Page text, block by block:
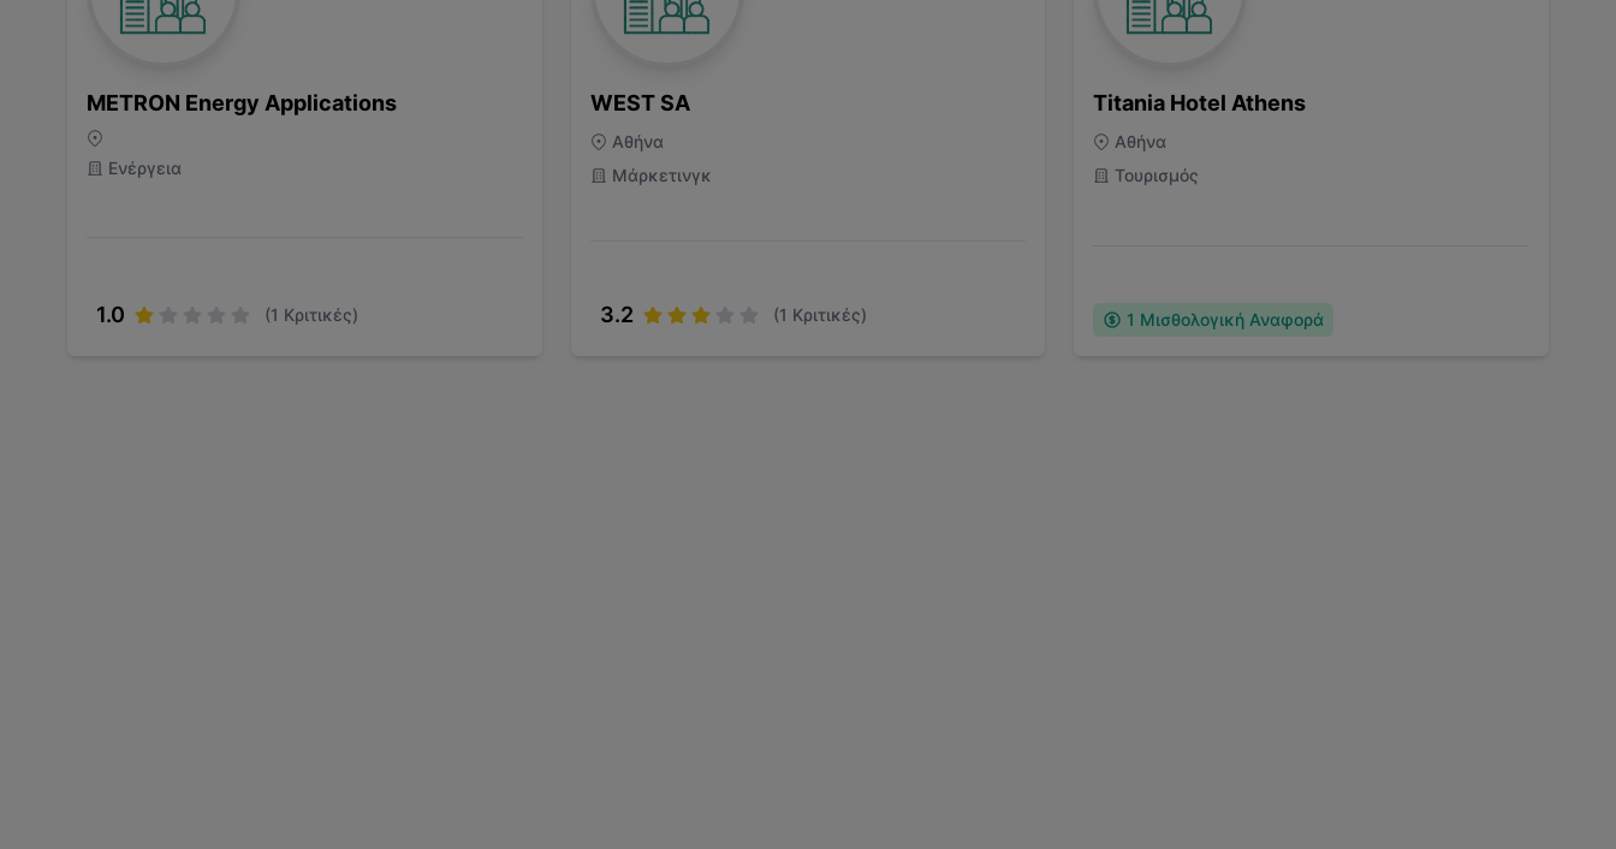
METRON Energy Applications
Ενέργεια
1.0 (1 Κριτικές)
WEST SA
Αθήνα
Μάρκετινγκ
3.2 (1 Κριτικές)
Titania Hotel Athens
Αθήνα
Τουρισμός
1 Μισθολογική Αναφορά